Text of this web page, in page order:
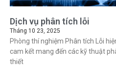
Dịch vụ phân tích lỗi
Tháng 10 23, 2025
Phòng thí nghiệm Phân tích Lỗi
cam kết mang đến các kỹ thuật
thiết